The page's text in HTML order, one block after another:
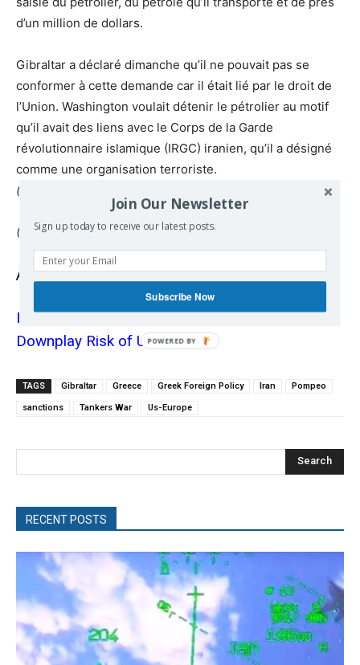
d’un million de dollars.
Gibraltar a déclaré dimanche qu’il ne pouvait pas se
conformer à cette demande car il était lié par le droit de
l’Union. Washington voulait détenir le pétrolier au motif
qu’il avait des liens avec le Corps de la Garde
révolutionnaire islamique (IRGC) iranien, qu’il a désigné
comme une organisation terroriste.
(reuters, euractiv, efsyn)
(From Keeptalking.gr)
Also read
Iran Oil Tanker Headed to Greece, Officials
Downplay Risk of US Seizure
TAGS Gibraltar Greece Greek Foreign Policy Iran Pompeo
sanctions Tankers War Us-Europe
Search
RECENT POSTS
Join Our Newsletter
Sign up today to receive our latest posts.
Subscribe Now